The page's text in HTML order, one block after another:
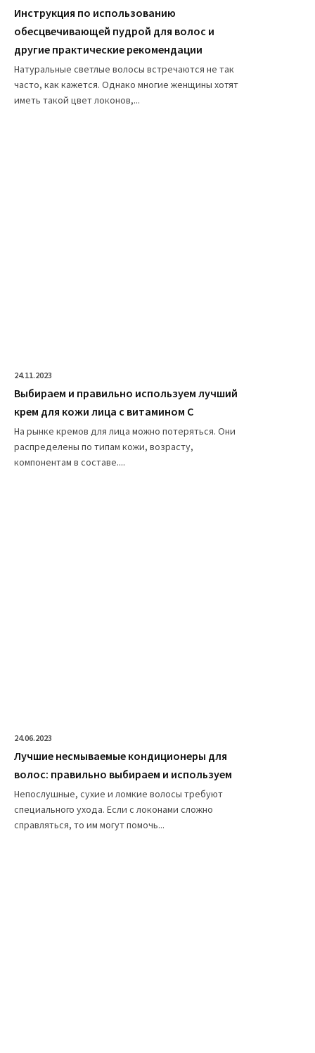
Инструкция по использованию
обесцвечивающей пудрой для волос и
другие практические рекомендации
Натуральные светлые волосы встречаются не так
часто, как кажется. Однако многие женщины хотят
иметь такой цвет локонов,...
24.11.2023
Выбираем и правильно используем лучший
крем для кожи лица с витамином C
На рынке кремов для лица можно потеряться. Они
распределены по типам кожи, возрасту,
компонентам в составе....
24.06.2023
Лучшие несмываемые кондиционеры для
волос: правильно выбираем и используем
Непослушные, сухие и ломкие волосы требуют
специального ухода. Если с локонами сложно
справляться, то им могут помочь...